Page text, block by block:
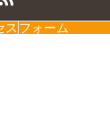
ス フォーム